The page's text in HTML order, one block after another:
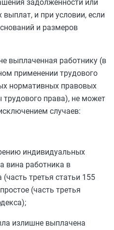
задолженности или
и при условии, если
и размеров
выплаченная работнику (в
применении трудового
нормативных правовых
права), не может
случаев:
индивидуальных
вина работника в
(часть третья статьи 155
(часть третья
излишне выплачена